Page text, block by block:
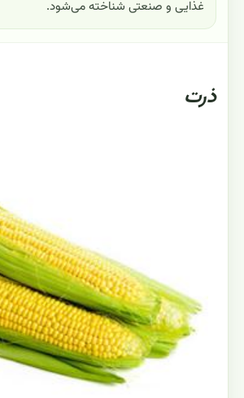
غذایی و صنعتی شناخته می‌شود.
ذرت